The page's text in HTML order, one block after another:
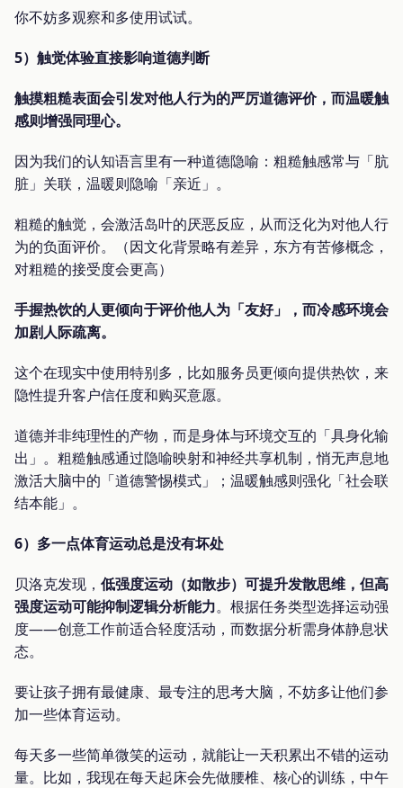
你不妨多观察和多使用试试。
5）触觉体验直接影响道德判断
触摸粗糙表面会引发对他人行为的严厉道德评价，而温暖触
感则增强同理心。
因为我们的认知语言里有一种道德隐喻：粗糙触感常与「肮
脏」关联，温暖则隐喻「亲近」。
粗糙的触觉，会激活岛叶的厌恶反应，从而泛化为对他人行
为的负面评价。（因文化背景略有差异，东方有苦修概念，
对粗糙的接受度会更高）
手握热饮的人更倾向于评价他人为「友好」，而冷感环境会
加剧人际疏离。
这个在现实中使用特别多，比如服务员更倾向提供热饮，来
隐性提升客户信任度和购买意愿。
道德并非纯理性的产物，而是身体与环境交互的「具身化输
出」。粗糙触感通过隐喻映射和神经共享机制，悄无声息地
激活大脑中的「道德警惕模式」；温暖触感则强化「社会联
结本能」。
6）多一点体育运动总是没有坏处
贝洛克发现， 低强度运动（如散步）可提升发散思维，但高
强度运动可能抑制逻辑分析能力。根据任务类型选择运动强
度——创意工作前适合轻度活动，而数据分析需身体静息状
态。
要让孩子拥有最健康、最专注的思考大脑，不妨多让他们参
加一些体育运动。
每天多一些简单微笑的运动，就能让一天积累出不错的运动
量。比如，我现在每天起床会先做腰椎、核心的训练，中午